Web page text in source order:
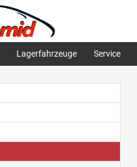
Lagerfahrzeuge Service